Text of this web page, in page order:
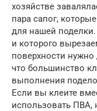
хозяйстве
пара сапог,
для нашей
и которого
поверхности
что большинство
выполнения
Если вы клеите
использовать ПВА,